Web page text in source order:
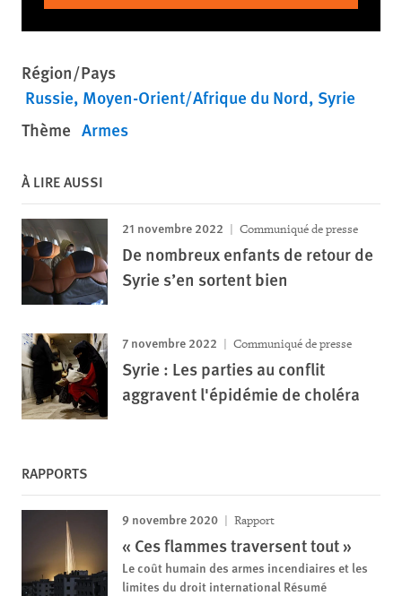
Région/Pays
Russie Moyen-Orient/Afrique du Nord Syrie
Thème Armes
À LIRE AUSSI
21 novembre 2022 Communiqué de presse
De nombreux enfants de retour de
Syrie s’en sortent bien
7 novembre 2022 Communiqué de presse
Syrie : Les parties au conflit
aggravent l'épidémie de choléra
RAPPORTS
9 novembre 2020 Rapport
« Ces flammes traversent tout »
Le coût humain des armes incendiaires et les
limites du droit international Résumé